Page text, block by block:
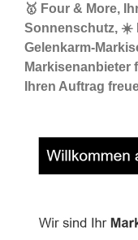
🥇 Four & More,
Sonnenschutz, ☀️
Gelenkarm-
Markisenanbieter
Ihren Auftrag